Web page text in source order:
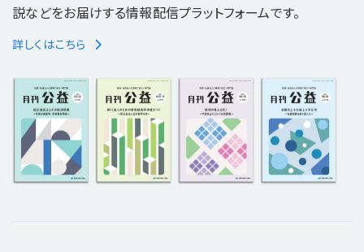
説などをお届けする情報配信プラットフォームです。
詳しくはこちら